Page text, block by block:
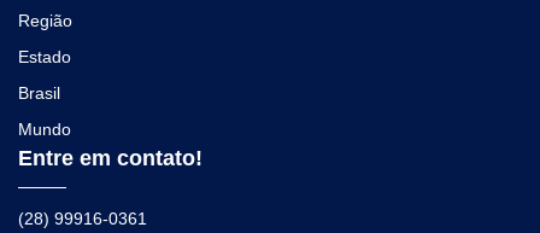
Região
Estado
Brasil
Mundo
Entre em contato!
(28) 99916-0361